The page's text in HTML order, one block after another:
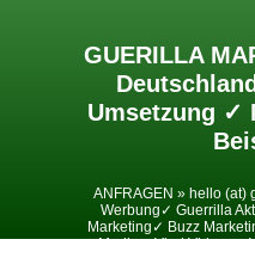
GUERILLA
Umsetzung ✓
ANFRAGEN » hello (at)
Werbung✓ Guerrilla
Marketing✓ Buzz
Media✓ Viral Videos✓